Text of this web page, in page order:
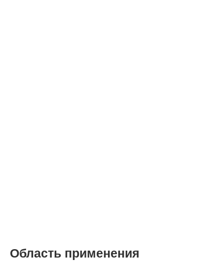
Область применения